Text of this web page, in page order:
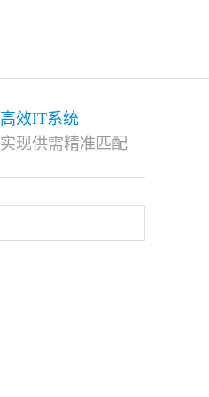
高效IT系统
实现供需精准匹配